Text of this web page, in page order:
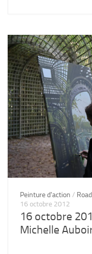
Peinture d'action /
16 octobre 2012
16 octobre
Michelle